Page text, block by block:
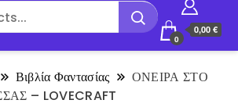
0
0,00 €
Βιβλία Φαντασίας
ΟΝΕΙΡΑ ΣΤΟ
– LOVECRAFT